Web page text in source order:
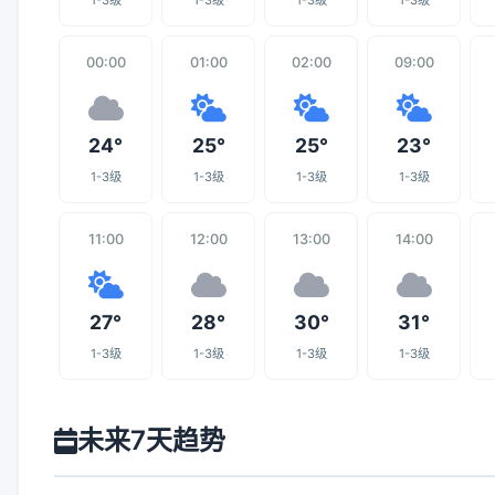
00:00
24°
1-3级
01:00
25°
1-3级
02:00
25°
1-3级
09:00
23°
1-3级
11:00
27°
1-3级
12:00
28°
1-3级
13:00
30°
1-3级
14:00
31°
1-3级
未来7天趋势